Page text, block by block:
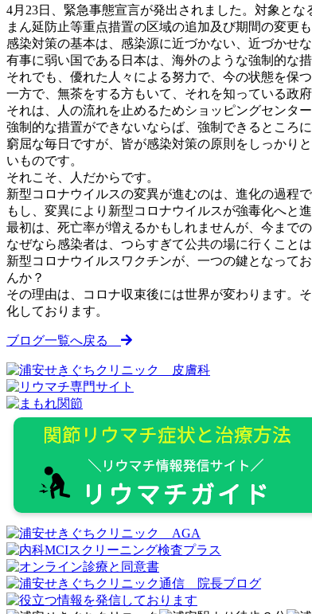
4月23日、緊急事態宣言が発出されました。対象と
まん延防止等重点措置の区域の追加及び期間の変更も
感染対策の基本は、感染源に近づかない、近づかせ
有事に弱い国である日本は、海外のような強制的な
それでも、優れた人々による努力で、今の状態を保
一方で、無茶をする方もいて、それを知っている政
それは、人の流れを止めるためショッピングセンタ
強制的な措置ができないならば、強制できるところ
窮屈な毎日ですが、皆が感染対策の原則をしっかり
いものです。
それこそ、人だからです。
新型コロナウイルスの変異が進むのは、進化の過程で
もし、変異により新型コロナウイルスが強毒化へと
最初は、死亡率が増えるかもしれませんが、今まで
なぜなら感染者は、つらすぎて公共の場に行くこと
新型コロナウイルスワクチンが、一つの鍵となって
んか？
その理由は、コロナ収束後には世界が変わります。
化しております。
ブログ一覧へ戻る